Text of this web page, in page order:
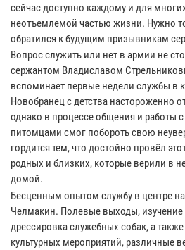
сейчас доступно каждому и для
неотъемлемой частью жизни. Нужно
обратился к будущим призывникам
Вопрос служить или нет в армии не
сержантом Владиславом
вспоминает первые недели службы в
Новобранец с детства настороженно
однако в процессе общения и работы
питомцами смог побороть свою
гордится тем, что достойно провёл
родных и близких, которые верили в
домой.
Бесценным опытом службу в центре
Челмакин. Полевые выходы, изучение
дрессировка служебных собак, а
культурных мероприятий, различные